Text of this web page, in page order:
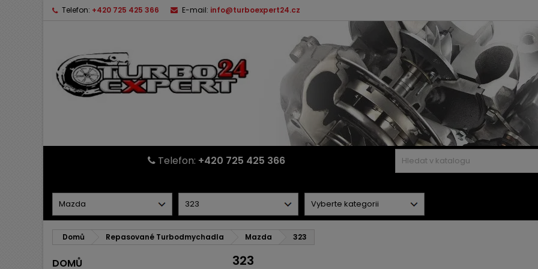
Telefon: +420 725 425 366 E-mail: info@turboexpert24.cz
Telefon: +420 725 425 366
Domů Repasované Turbodmychadla Mazda 323
DOMŮ 323